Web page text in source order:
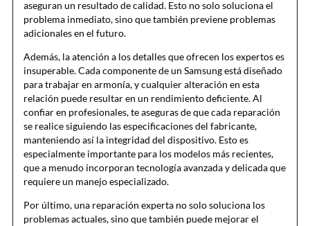
aseguran un resultado de calidad. Esto no solo soluciona el
problema inmediato, sino que también previene problemas
adicionales en el futuro.
Además, la atención a los detalles que ofrecen los expertos es
insuperable. Cada componente de un Samsung está diseñado
para trabajar en armonía, y cualquier alteración en esta
relación puede resultar en un rendimiento deficiente. Al
confiar en profesionales, te aseguras de que cada reparación
se realice siguiendo las especificaciones del fabricante,
manteniendo así la integridad del dispositivo. Esto es
especialmente importante para los modelos más recientes,
que a menudo incorporan tecnología avanzada y delicada que
requiere un manejo especializado.
Por último, una reparación experta no solo soluciona los
problemas actuales, sino que también puede mejorar el